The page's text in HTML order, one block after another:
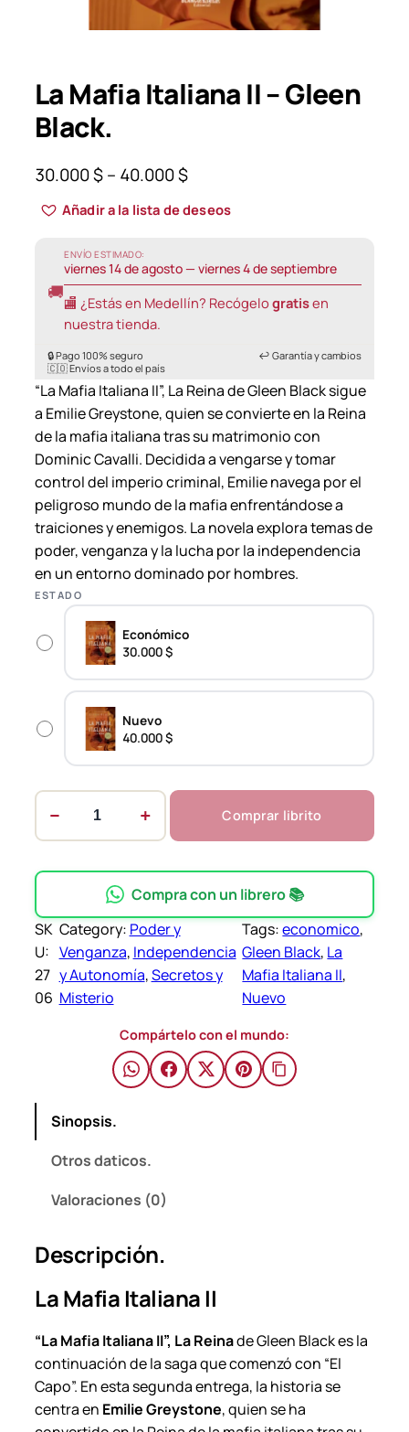
La Mafia Italiana II – Gleen
Black.
30.000$– 40.000$P
r
e
r
g
e
:
3
0
.
0
0
t
h
0
.
0
0
$
Añadir a la lista de deseos
🚚
ENVÍO ESTIMADO:
viernes 14 de agosto — viernes 4 de septiembre
🏬 ¿Estás en Medellín? Recógelo gratisen
nuestra tienda.
🔒 Pago 100% seguro
↩️ Garantía y cambios
🇨🇴 Envíos a todo el país
“La Mafia Italiana II”, La Reina de Gleen Black sigue
a Emilie Greystone, quien se convierte en la Reina
de la mafia italiana tras su matrimonio con
Dominic Cavalli. Decidida a vengarse y tomar
control del imperio criminal, Emilie navega por el
peligroso mundo de la mafia enfrentándose a
traiciones y enemigos. La novela explora temas de
poder, venganza y la lucha por la independencia
en un entorno dominado por hombres.
ESTADO
Económico
30.000 $
Nuevo
40.000 $
a
M
f
i
a
I
t
a
a
l
e
B
l
a
c
− + Comprar librito
Compra con un librero 📚
SK
U:
27
06
Category: Poder y
Venganza, Independencia
y Autonomía, Secretos y
Misterio
Tags:economico
Gleen Black, La
Mafia Italiana II
Nuevo
Compártelo con el mundo:
Sinopsis.
Otros daticos.
Valoraciones (0)
Descripción.
La Mafia Italiana II
“La Mafia Italiana II”, La Reinade Gleen Black es la
continuación de la saga que comenzó con “El
Capo”. En esta segunda entrega, la historia se
centra en Emilie Greystone, quien se ha